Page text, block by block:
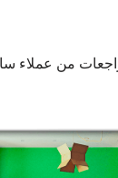
من عملاء